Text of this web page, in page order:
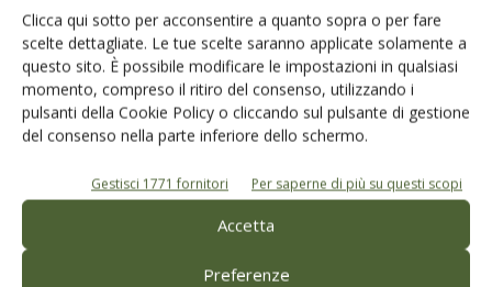
Clicca qui sotto per acconsentire a quanto sopra o per fare
scelte dettagliate. Le tue scelte saranno applicate solamente a
questo sito. È possibile modificare le impostazioni in qualsiasi
momento, compreso il ritiro del consenso, utilizzando i
pulsanti della Cookie Policy o cliccando sul pulsante di gestione
del consenso nella parte inferiore dello schermo.
Gestisci 1771 fornitori Per saperne di più su questi scopi
Accetta
Preferenze
Proporre oli con caratteristiche diverse, ancorché di
maggior pregio, potrebbe non trovare consensi nel
consumatore; da qui l'esigenza di proporre corsi di
assaggio sia professionali, sia indirizzati alla popolazione,
oggettiva della qualità.
Attraverso i corsi professionali, inoltre, andrebbero
addestrati degli assaggiatori professionisti per costituire